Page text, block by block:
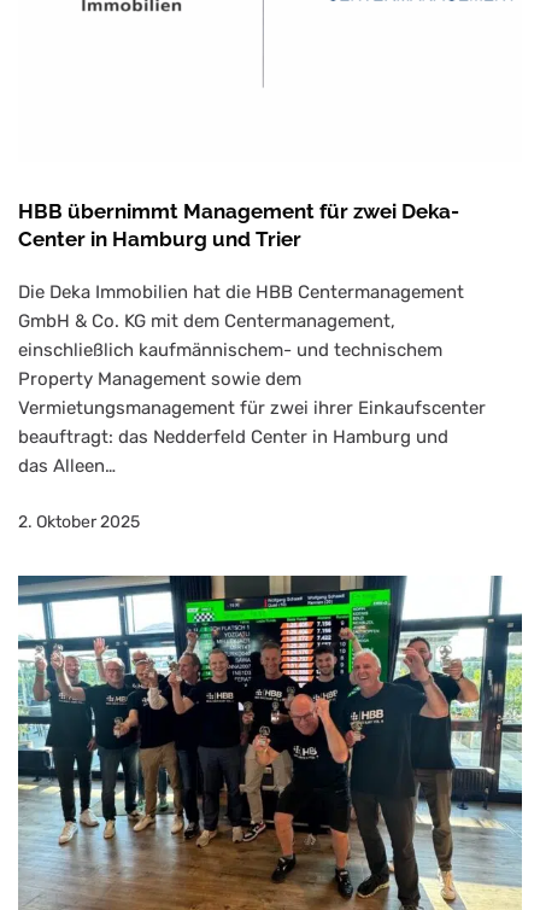
HBB übernimmt Management für zwei Deka-
Center in Hamburg und Trier
Die Deka Immobilien hat die HBB Centermanagement
GmbH & Co. KG mit dem Centermanagement,
einschließlich kaufmännischem- und technischem
Property Management sowie dem
Vermietungsmanagement für zwei ihrer Einkaufscenter
beauftragt: das Nedderfeld Center in Hamburg und
das Alleen…
2. Oktober 2025